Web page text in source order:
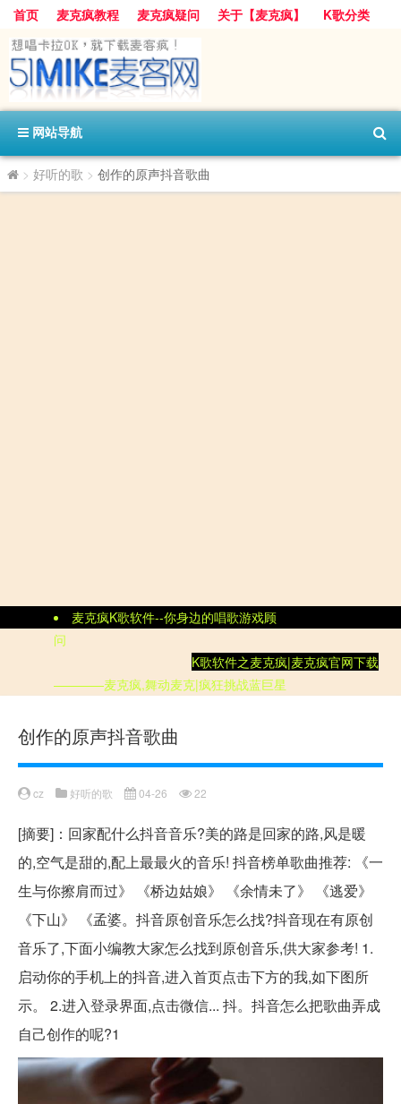
首页 麦克疯教程 麦克疯疑问 关于【麦克疯】 K歌分类
网站导航
> 好听的歌 > 创作的原声抖音歌曲
麦克疯K歌软件--你身边的唱歌游戏顾
问
K歌软件之麦克疯|麦克疯官网下载
————麦克疯,舞动麦克|疯狂挑战蓝巨星
创作的原声抖音歌曲
cz 好听的歌 04-26 22
[摘要]：回家配什么抖音音乐?美的路是回家的路,风是暖
的,空气是甜的,配上最最火的音乐! 抖音榜单歌曲推荐: 《一
生与你擦肩而过》 《桥边姑娘》 《余情未了》 《逃爱》
《下山》 《孟婆。抖音原创音乐怎么找?抖音现在有原创
音乐了,下面小编教大家怎么找到原创音乐,供大家参考! 1.
启动你的手机上的抖音,进入首页点击下方的我,如下图所
示。 2.进入登录界面,点击微信... 抖。抖音怎么把歌曲弄成
自己创作的呢?1